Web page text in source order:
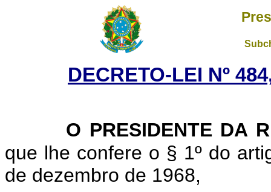
DECRETO-LEI Nº
O PRESIDENTE DA
que lhe confere o § 1º do
de dezembro de 1968,